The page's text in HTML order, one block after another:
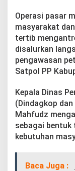
Operasi pasar
masyarakat
tertib
disalurkan
pengawasan
Satpol PP
Kepala Dinas
(Dindagkop
Mahfudz
sebagai
kebutuhan
Baca Juga :